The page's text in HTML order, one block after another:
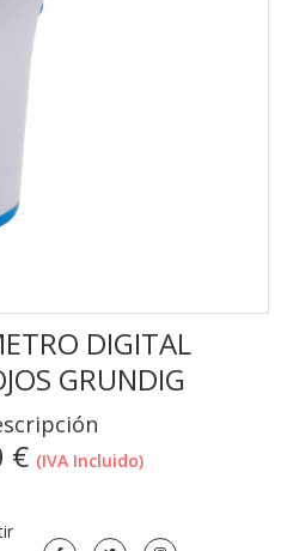
DIGITAL
GRUNDIG
€ (IVA Incluido)